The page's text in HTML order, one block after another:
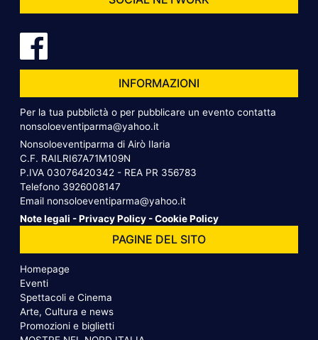
INFORMAZIONI
Per la tua pubblictà o per pubblicare un evento contatta
nonsoloeventiparma@yahoo.it
Nonsoloeventiparma di Airò Ilaria
C.F. RAILRI67A71M109N
P.IVA 03076420342 - REA PR 356783
Telefono 3926008147
Email nonsoloeventiparma@yahoo.it
Note legali -Privacy Policy -Cookie Policy
PAGINE DEL SITO
Homepage
Eventi
Spettacoli e Cinema
Arte, Cultura e news
Promozioni e biglietti